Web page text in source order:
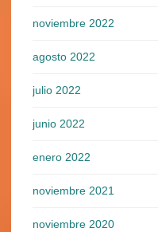
noviembre 2022
agosto 2022
julio 2022
junio 2022
enero 2022
noviembre 2021
noviembre 2020